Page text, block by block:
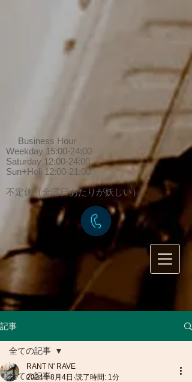
Business Hour
Weekday 15:00-24:00
Saturday 12:00-24:00
Sun+Holi 12:00-21:00
​不定休（金曜日あたりが妖しい）
記事
全ての記事
全ての記事
RANT N' RAVE
2024年8月4日 読了時間: 1分